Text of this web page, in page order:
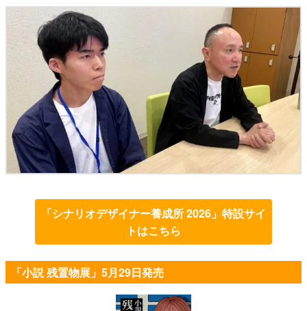
「シナリオデザイナー養成所 2026」特設サイ
トはこちら
「小説 残置物展」5月29日発売